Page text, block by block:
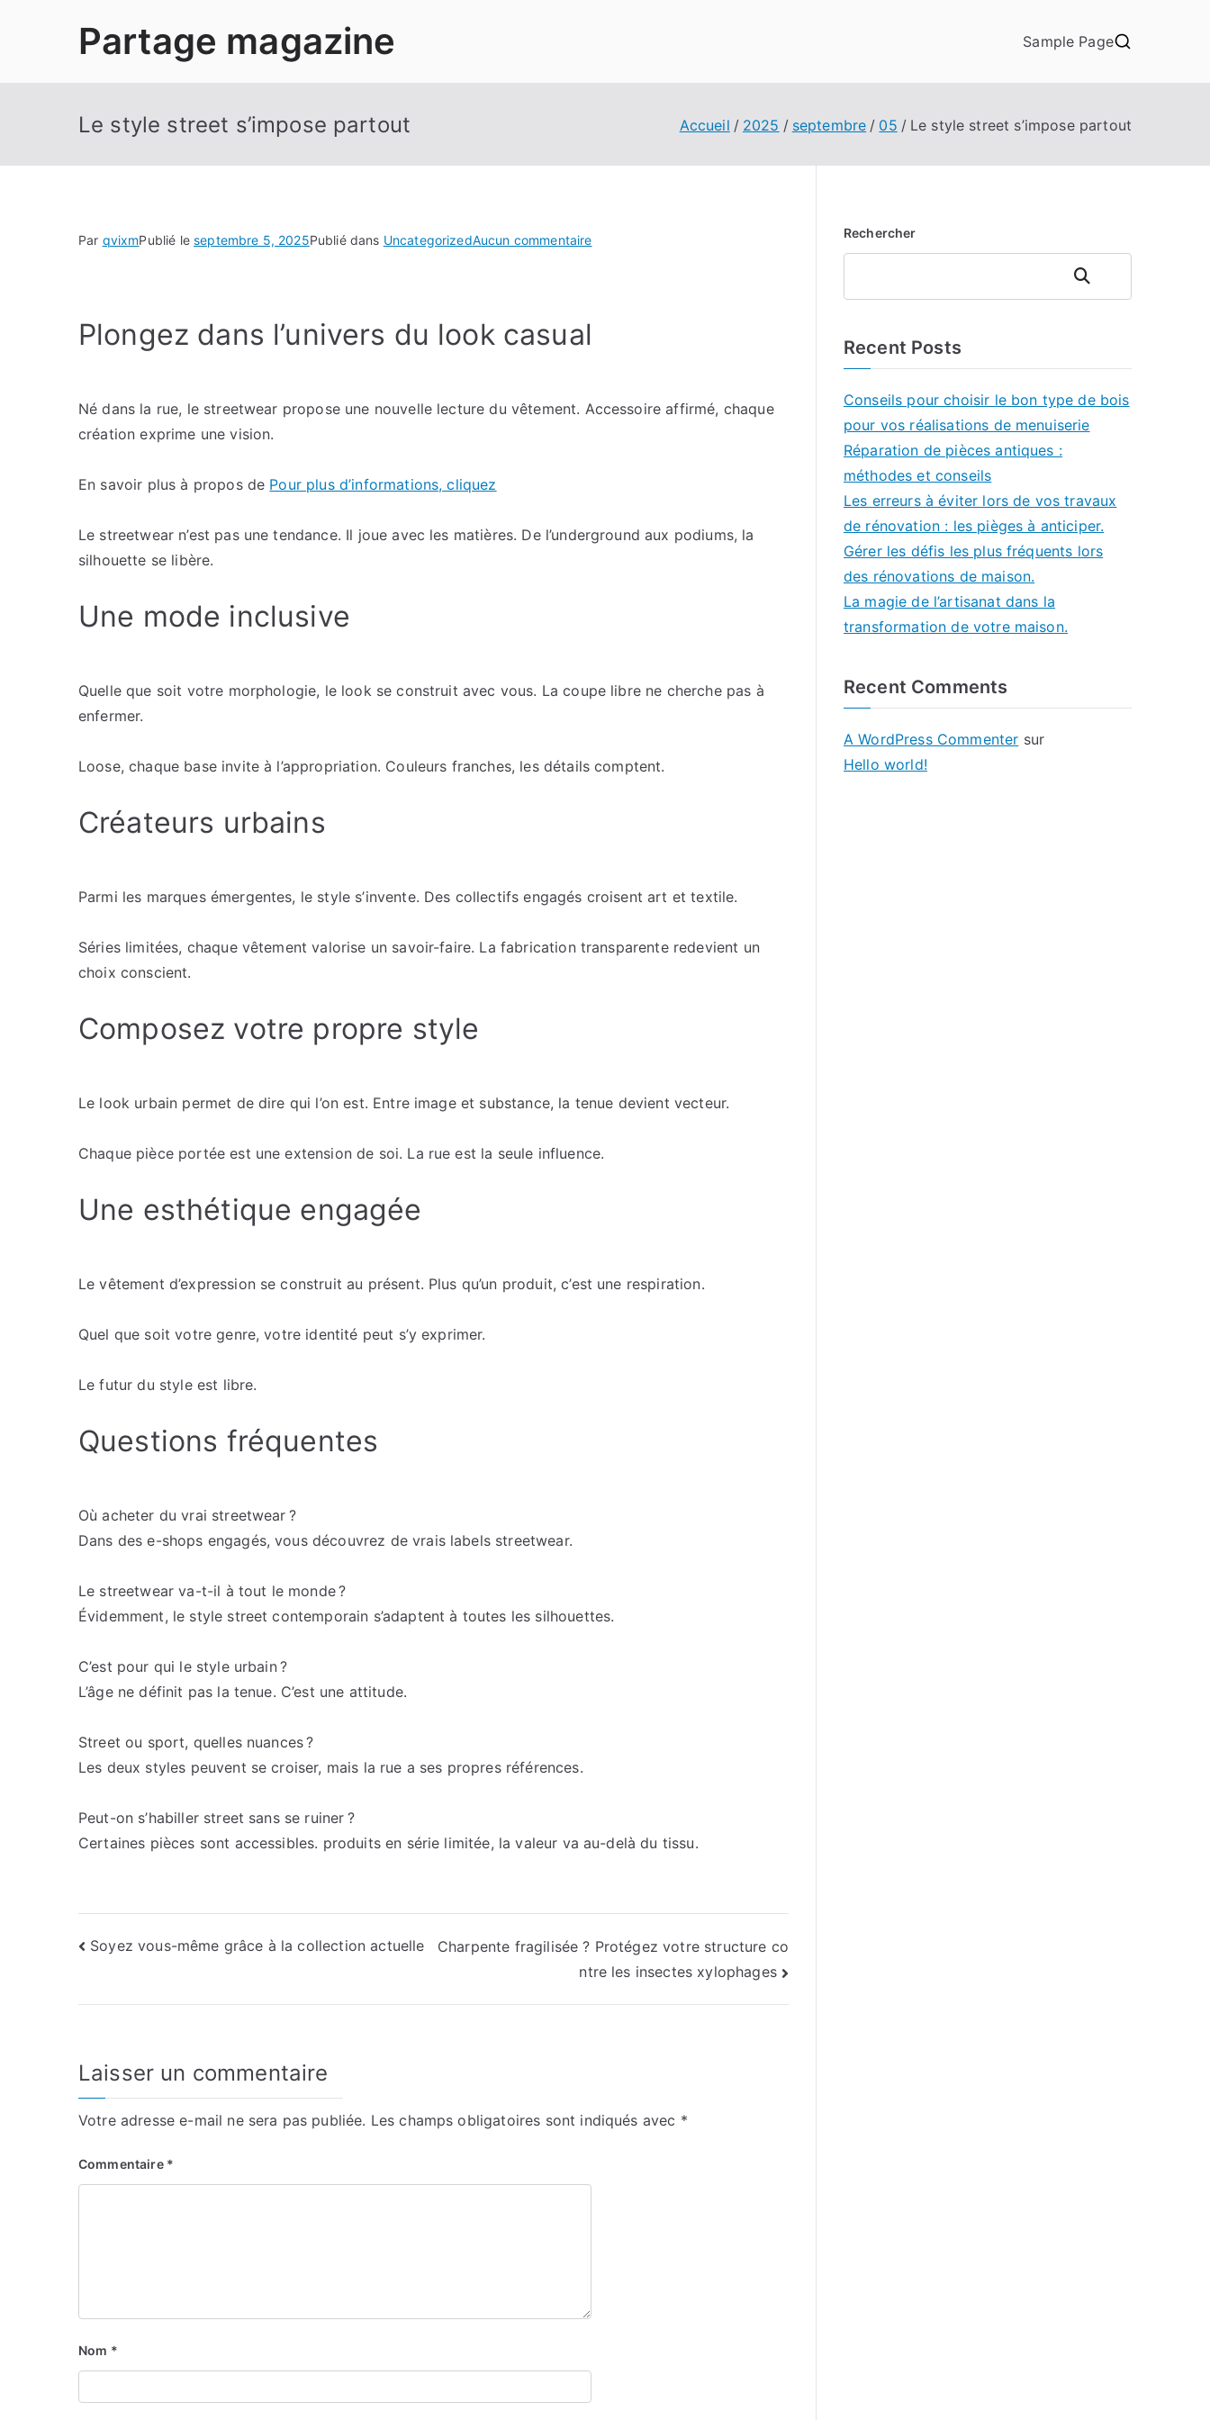
Partage magazine Sample Page
Le style street s’impose partout Accueil 2025 septembre 05 Le style street s’impose partout
Par qvixmPublié leseptembre 5, 2025Publié dans UncategorizedAucun commentairesur
Plongez dans l’univers du look casual
Né dans la rue, le streetwear propose une nouvelle lecture du vêtement. Accessoire affirmé, chaque
création exprime une vision.
En savoir plus à propos de Pour plus d’informations, cliquez
Le streetwear n’est pas une tendance. Il joue avec les matières. De l’underground aux podiums, la
silhouette se libère.
Une mode inclusive
Quelle que soit votre morphologie, le look se construit avec vous. La coupe libre ne cherche pas à
enfermer.
Loose, chaque base invite à l’appropriation. Couleurs franches, les détails comptent.
Créateurs urbains
Parmi les marques émergentes, le style s’invente. Des collectifs engagés croisent art et textile.
Séries limitées, chaque vêtement valorise un savoir-faire. La fabrication transparente redevient un
choix conscient.
Composez votre propre style
Le look urbain permet de dire qui l’on est. Entre image et substance, la tenue devient vecteur.
Chaque pièce portée est une extension de soi. La rue est la seule influence.
Une esthétique engagée
Le vêtement d’expression se construit au présent. Plus qu’un produit, c’est une respiration.
Quel que soit votre genre, votre identité peut s’y exprimer.
Le futur du style est libre.
Questions fréquentes
Où acheter du vrai streetwear ?
Dans des e-shops engagés, vous découvrez de vrais labels streetwear.
Le streetwear va-t-il à tout le monde ?
Évidemment, le style street contemporain s’adaptent à toutes les silhouettes.
C’est pour qui le style urbain ?
L’âge ne définit pas la tenue. C’est une attitude.
Street ou sport, quelles nuances ?
Les deux styles peuvent se croiser, mais la rue a ses propres références.
Peut-on s’habiller street sans se ruiner ?
Certaines pièces sont accessibles. produits en série limitée, la valeur va au-delà du tissu.
Navigation
Soyez vous-même grâce à la collection actuelle
Charpente fragilisée ? Protégez votre structure co
ntre les insectes xylophages
Laisser un commentaire
Votre adresse e-mail ne sera pas publiée. Les champs obligatoires sont indiqués avec *
Commentaire *
Nom *
Rechercher
Rechercher
Recent Posts
Conseils pour choisir le bon type de bois
pour vos réalisations de menuiserie
Réparation de pièces antiques :
méthodes et conseils
Les erreurs à éviter lors de vos travaux
de rénovation : les pièges à anticiper.
Gérer les défis les plus fréquents lors
des rénovations de maison.
La magie de l’artisanat dans la
transformation de votre maison.
Recent Comments
A WordPress Commenter sur
Hello world!